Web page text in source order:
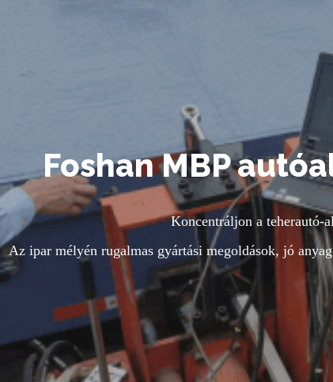
Foshan MBP
Koncentráljon a teherautó-
Az ipar mélyén rugalmas gyártási megoldások, jó